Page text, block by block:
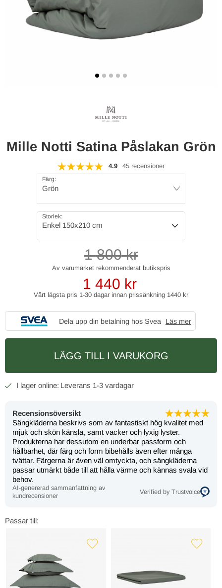
Mille Notti Satina Påslakan Grön
4.9 45 recensioner
Färg:
Grön
Storlek:
Enkel 150x210 cm
1 800kr
1 440 kr
Vårt lägsta pris 1-30 dagar innan prissänkning 1440 kr
Dela upp din betalning hos Svea Läs mer
LÄGG TILL I VARUKORG
1-3 vardagar
Recensionsöversikt
Sängkläderna beskrivs som av fantastiskt hög kvalitet med
mjuk och skön känsla, samt vacker och lyxig lyster.
Produkterna har dessutom en underbar passform och
hållbarhet, där färg och form bibehålls även efter många
tvättar. Färgerna är även väl omtyckta, och sängkläderna
passar utmärkt både till att hålla värme och kännas svala vid
behov.
AI-genererad sammanfattning av
kundrecensioner
Verified by Trustvoice
Passar till: